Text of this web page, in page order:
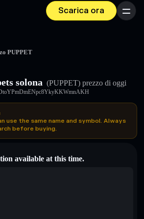
Scarica ora Menu
PUPPET
solona (PUPPET) prezzo di oggi
use the same name and symbol. Always
before buying.
available at this time.